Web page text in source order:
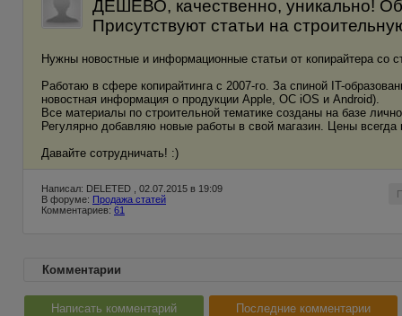
ДЕШЕВО, качественно, уникально!
Присутствуют статьи на
Нужны новостные и информационные статьи от копирайтера со
Работаю в сфере копирайтинга с 2007-го. За спиной IT-
новостная информация о продукции Apple, ОС iOS и Android).
Все материалы по строительной тематике созданы на базе
Регулярно добавляю новые работы в свой магазин. Цены
Давайте сотрудничать! :)
Написал: DELETED , 02.07.2015 в 19:09
В форуме: Продажа статей
Комментариев: 61
Комментарии
Написать комментарий Последние комментарии